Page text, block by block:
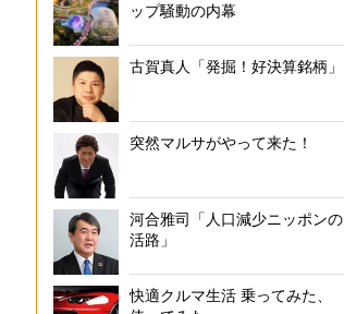
ップ騒動の内幕
古賀真人「発掘！好決算銘柄」
突然マルサがやって来た！
河合雅司「人口減少ニッポンの
活路」
快適クルマ生活 乗ってみた、